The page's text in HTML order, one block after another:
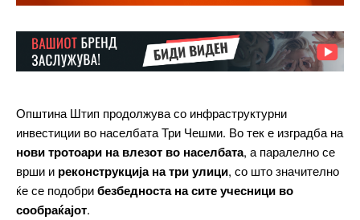
Општина Штип продолжува со инфраструктурни
инвестиции во населбата Три Чешми. Во тек е изградба на
нови тротоари на влезот во населбата, а паралелно се
врши и реконструкција на три улици, со што значително
ќе се подобрибезбедноста на сите учесници во
сообраќајот.